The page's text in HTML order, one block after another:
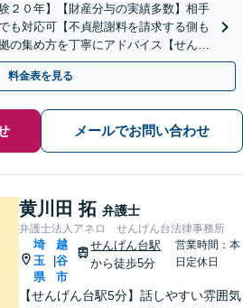
２０年】【財産分与の実績多数】相手
も対応可【不貞慰謝料を請求する側も
の集め方を丁寧にアドバイス【せんげ
料金表を見る
メールでお問い合わせ
黄川田 拓 弁護士
弁護士法人アネロ せんげん台法律事務所
埼
玉
県
|
越
谷
市
せんげん台駅
から徒歩5分
営業時間：本
日定休日
【せんげん台駅5分】話しやすい雰囲気